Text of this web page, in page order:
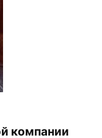
компании